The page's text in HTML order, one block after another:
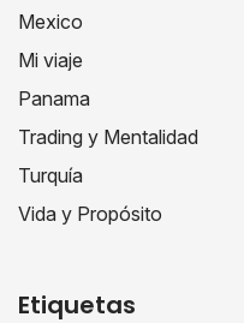
Mexico
Mi viaje
Panama
Trading y Mentalidad
Turquía
Vida y Propósito
Etiquetas